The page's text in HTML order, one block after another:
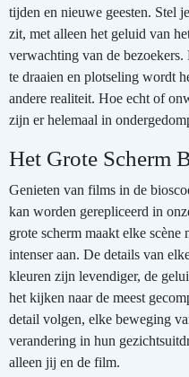
tijden en nieuwe geesten. Stel
zit, met alleen het geluid van
verwachting van de
te draaien en plotseling wordt
andere realiteit. Hoe echt of
zijn er helemaal in
Het Grote Scherm
Genieten van films in de
kan worden gerepliceerd in
grote scherm maakt elke
intenser aan. De details van
kleuren zijn levendiger, de
het kijken naar de meest
detail volgen, elke beweging
verandering in hun
alleen jij en de film.